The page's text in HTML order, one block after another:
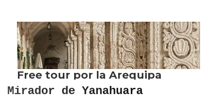
Mirador de Yanahuara